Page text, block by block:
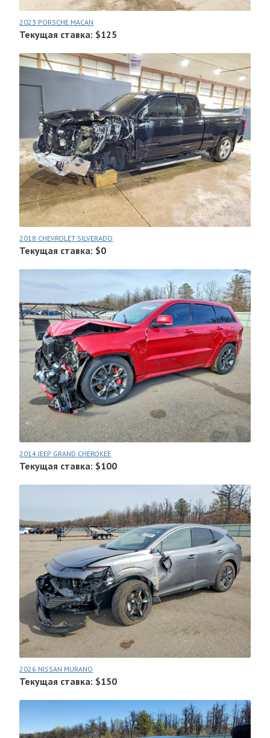
2023 PORSCHE MACAN
Текущая ставка: $125
2018 CHEVROLET SILVERADO
Текущая ставка: $0
2014 JEEP GRAND CHEROKEE
Текущая ставка: $100
2026 NISSAN MURANO
Текущая ставка: $150